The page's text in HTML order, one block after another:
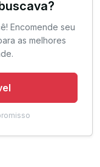
Encomende seu
as melhores